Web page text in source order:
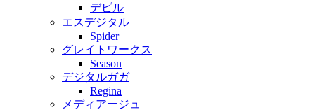
デビル
エスデジタル
Spider
グレイトワークス
Season
デジタルガガ
Regina
メディアージュ